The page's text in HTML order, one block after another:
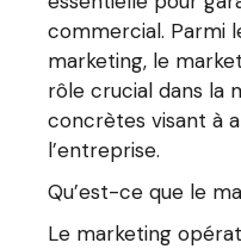
commercial. Parmi
marketing, le
rôle crucial dans la
concrètes visant à
l’entreprise.
Qu’est-ce que le
Le marketing